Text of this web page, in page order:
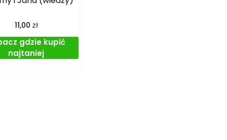
11,00 zł
gdzie kupić
najtaniej